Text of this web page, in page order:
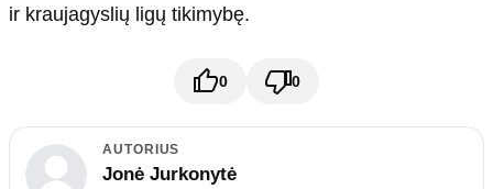
ir kraujagyslių ligų tikimybę.
0 0
AUTORIUS
Jonė Jurkonytė